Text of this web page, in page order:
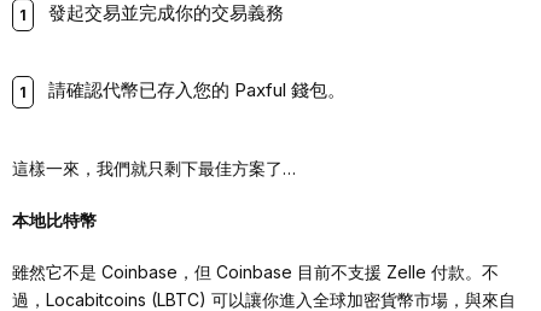
發起交易並完成你的交易義務
請確認代幣已存入您的 Paxful 錢包。
這樣一來，我們就只剩下最佳方案了…
本地比特幣
雖然它不是 Coinbase，但 Coinbase 目前不支援 Zelle 付款。不
過，Locabitcoins (LBTC) 可以讓你進入全球加密貨幣市場，與來自